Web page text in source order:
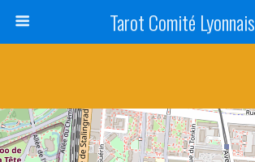
Tarot Comité Lyonnais